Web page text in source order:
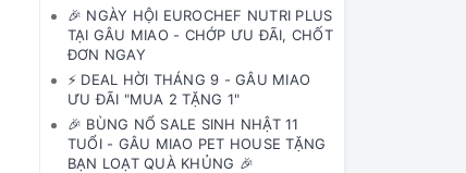
🎉 NGÀY HỘI EUROCHEF NUTRI PLUS
TẠI GÂU MIAO - CHỚP ƯU ĐÃI, CHỐT
ĐƠN NGAY
⚡️ DEAL HỜI THÁNG 9 - GÂU MIAO
ƯU ĐÃI "MUA 2 TẶNG 1"
🎉 BÙNG NỔ SALE SINH NHẬT 11
TUỔI - GÂU MIAO PET HOUSE TẶNG
BẠN LOẠT QUÀ KHỦNG 🎉